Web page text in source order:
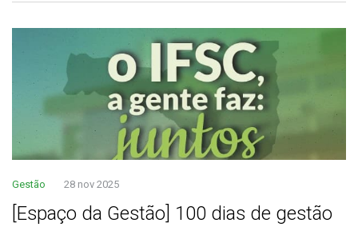
Gestão 28 nov 2025
[Espaço da Gestão] 100 dias de gestão